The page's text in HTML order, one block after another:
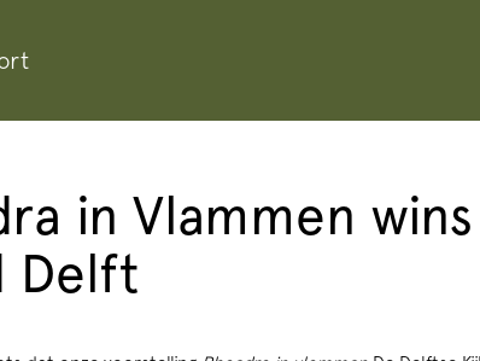
in Vlammen
Delft